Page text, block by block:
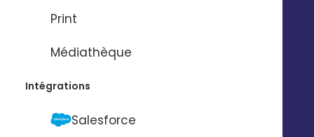
Print
Médiathèque
Intégrations
Salesforce
Import et mise à jour de
Pour automatiser l’import et la mise à